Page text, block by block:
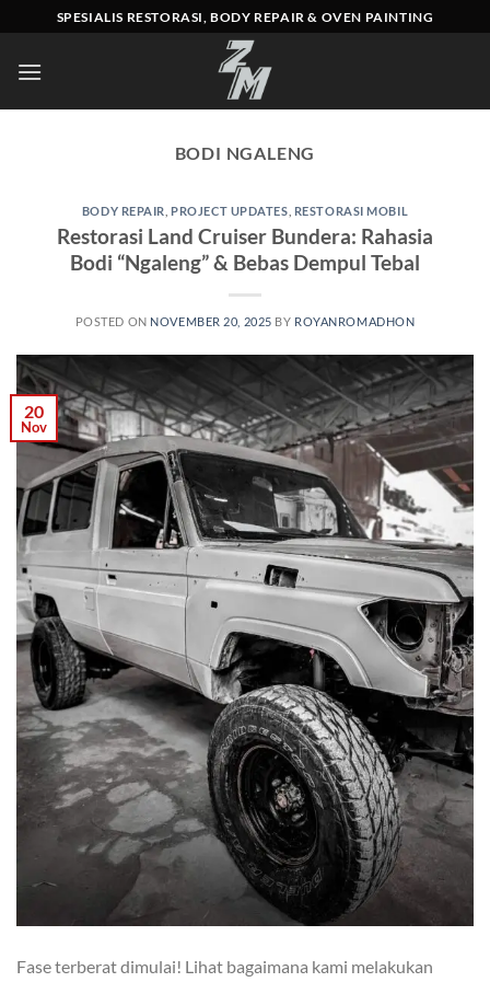
to
content
SPESIALIS RESTORASI, BODY REPAIR & OVEN PAINTING
BODI NGALENG
BODY REPAIR PROJECT UPDATES RESTORASI MOBIL
Restorasi Land Cruiser Bundera: Rahasia
Bodi “Ngaleng” & Bebas Dempul Tebal
POSTED ON NOVEMBER 20, 2025 BY ROYANROMADHON
20
Nov
Fase terberat dimulai! Lihat bagaimana kami melakukan